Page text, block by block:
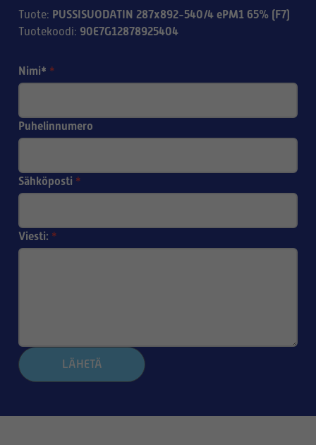
Tuote: PUSSISUODATIN 287x892-540/4 ePM1 65% (F7)
Tuotekoodi: 90E7G12878925404
Nimi* *
Puhelinnumero
Sähköposti *
Viesti: *
LÄHETÄ